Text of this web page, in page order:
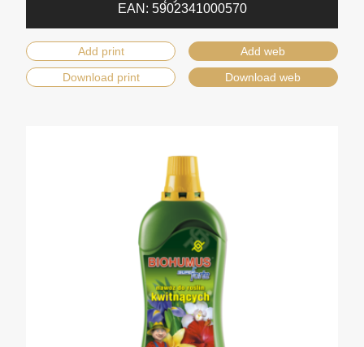
EAN: 5902341000570
Add print
Add web
Download print
Download web